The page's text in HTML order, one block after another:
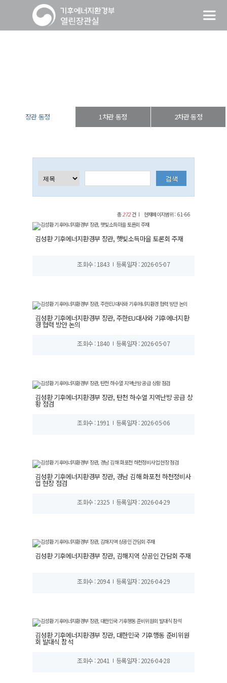
장관 동정 1차관 동정 2차관 동정
총272건 현재페이지범위 : 61-66
김성환 기후에너지환경부 장관, 햇빛소득마을 토론회 주재
조회수 : 1843 등록일자 : 2026-05-07
김성환 기후에너지환경부 장관, 주한EU대사와 기후에너지환
경 협력 방안 논의
조회수 : 1840 등록일자 : 2026-05-07
김성환 기후에너지환경부 장관, 탄천 하수열 지역난방 공급 상
황 점검
조회수 : 1991 등록일자 : 2026-05-06
김성환 기후에너지환경부 장관, 경남 김해 화포천 하천정비사
업 현장 점검
조회수 : 2325 등록일자 : 2026-04-29
김성환 기후에너지환경부 장관, 김해지역 상공인 간담회 주재
조회수 : 2094 등록일자 : 2026-04-29
김성환 기후에너지환경부 장관, 대한민국 기후행동 준비위원
회 발대식 참석
조회수 : 2041 등록일자 : 2026-04-28